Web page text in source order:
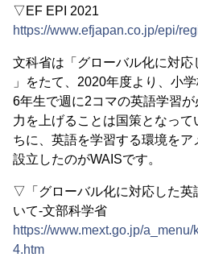
▽EF EPI 2021
https://www.efjapan.co.jp/epi/
文科省は「グローバル化に対
」をたて、2020年度より、小
6年生で週に2コマの英語学習
力を上げることは国策となっ
ちに、英語を学習する環境を
設立したのがWAISです。
▽「グローバル化に対応した英
いて‐文部科学省
https://www.mext.go.jp/
4.htm